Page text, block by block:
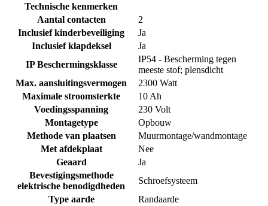
Technische kenmerken
Aantal contacten
2
Inclusief kinderbeveiliging
Ja
Inclusief klapdeksel
Ja
IP Beschermingsklasse
IP54 - Bescherming tegen
meeste stof; plensdicht
Max. aansluitingsvermogen
2300 Watt
Maximale stroomsterkte
10 Ah
Voedingsspanning
230 Volt
Montagetype
Opbouw
Methode van plaatsen
Muurmontage/wandmontage
Met afdekplaat
Nee
Geaard
Ja
Bevestigingsmethode
elektrische benodigdheden
Schroefsysteem
Type aarde
Randaarde